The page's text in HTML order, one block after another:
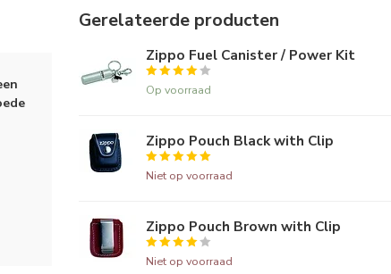
Gerelateerde producten
Zippo Fuel Canister / Power Kit
Op voorraad
Zippo Pouch Black with Clip
Niet op voorraad
Zippo Pouch Brown with Clip
Niet op voorraad